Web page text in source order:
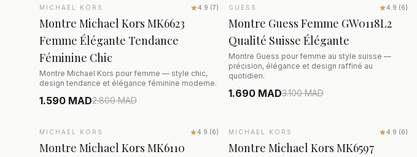
SALE −43%AJOUTER AU PANIER
MICHAEL KORS 4.9 (7)
Montre Michael Kors MK6623
Femme Élégante Tendance
Féminine Chic
Montre Michael Kors pour femme — style chic,
design tendance et élégance féminine moderne.
1.590 MAD2.800MAD
SALE
GUESS 4.9 (6)
Montre Guess Femme GW0118L2
Qualité Suisse Élégante
Montre Guess pour femme au style suisse —
précision, élégance et design raffiné au
quotidien.
1.690 MAD3.100MAD
SALE −50%AJOUTER AU PANIER
MICHAEL KORS 4.9 (6)
Montre Michael Kors MK6110
SALE −48%AJOUTER AU PANIER
MICHAEL KORS 4.9 (6)
Montre Michael Kors MK6597